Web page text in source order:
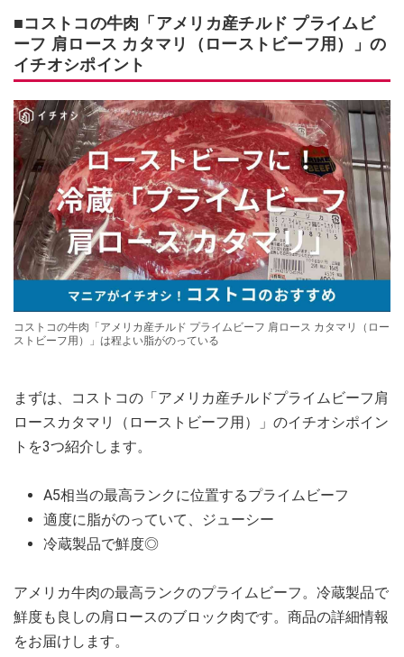
■コストコの牛肉「アメリカ産チルド プライムビ
ーフ 肩ロース カタマリ（ローストビーフ用）」の
イチオシポイント
コストコの牛肉「アメリカ産チルド プライムビーフ 肩ロース カタマリ（ロー
ストビーフ用）」は程よい脂がのっている
まずは、コストコの「アメリカ産チルドプライムビーフ肩
ロースカタマリ（ローストビーフ用）」のイチオシポイン
トを3つ紹介します。
A5相当の最高ランクに位置するプライムビーフ
適度に脂がのっていて、ジューシー
冷蔵製品で鮮度◎
アメリカ牛肉の最高ランクのプライムビーフ。冷蔵製品で
鮮度も良しの肩ロースのブロック肉です。商品の詳細情報
をお届けします。